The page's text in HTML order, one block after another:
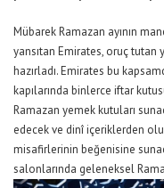
Mübarek Ramazan ayının
yansıtan Emirates, oruç
hazırladı. Emirates bu
kapılarında binlerce iftar
Ramazan yemek kutuları
edecek ve dinî içeriklerden
misafirlerinin beğenisine
salonlarında geleneksel